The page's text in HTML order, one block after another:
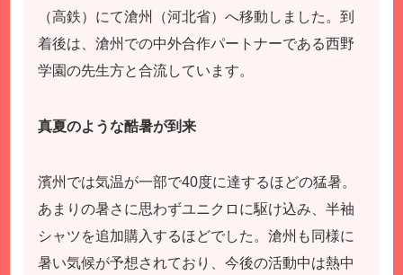
（高鉄）にて滄州（河北省）へ移動しました。到
着後は、滄州での中外合作パートナーである西野
学園の先生方と合流しています。
真夏のような酷暑が到来
濱州では気温が一部で40度に達するほどの猛暑。
あまりの暑さに思わずユニクロに駆け込み、半袖
シャツを追加購入するほどでした。滄州も同様に
暑い気候が予想されており、今後の活動中は熱中